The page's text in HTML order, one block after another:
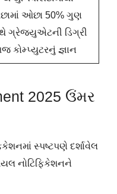
ઓછા 50% ગુણ
ગ્રેજ્યુએટની ડિગ્રી
કોમ્પ્યુટરનું જ્ઞાન
2025 ઉંમર
સ્પષ્ટપણે દર્શાવેલ
નોટિફિકેશનને